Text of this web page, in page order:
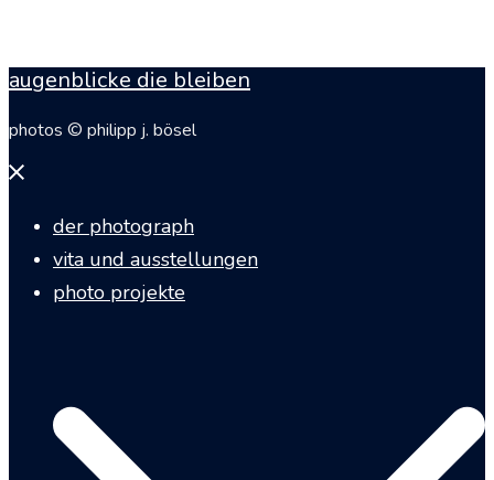
augenblicke die bleiben
photos © philipp j. bösel
Menü
der photograph
vita und ausstellungen
photo projekte